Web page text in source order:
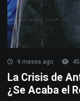
9 meses ago
La Crisis de
¿Se Acaba el